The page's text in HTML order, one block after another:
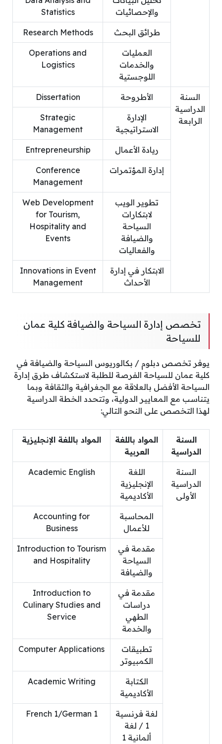
والإحصائيات
Statistics
طرائق البحث Research Methods
العمليات
والخدمات
اللوجستية
Operations and
Logistics
السنة
الدراسية
الرابعة
الأطروحة Dissertation
الإدارة
الاستراتيجية
Strategic
Management
ريادة الأعمال Entrepreneurship
إدارة المؤتمرات
Conference
Management
تطوير الويب
لابتكارات
السياحة
والضيافة
والفعاليات
Web Development
for Tourism,
Hospitality and
Events
الابتكار في إدارة
الأحداث
Innovations in Event
Management
تخصص إدارة السياحة والضيافة كلية عمان
للسياحة
يوفر تخصص دبلوم / بكالوريوس السياحة والضيافة في
كلية عمان للسياحة الفرصة للطلبة لاستكشاف طرق إدارة
السياحة الأفضل بالعلاقة مع الجغرافية والثقافة وبما
يتناسب مع المعايير الدولية، وتتحدد الخطة الدراسية
لهذا التخصص على النحو التالي:
السنة
الدراسية
المواد باللغة
العربية
المواد باللغة الإنجليزية
السنة
الدراسية
الأولى
اللغة
الإنجليزية
الأكاديمية
Academic English
المحاسبة
للأعمال
Accounting for
Business
مقدمة في
السياحة
والضيافة
Introduction to Tourism
and Hospitality
مقدمة في
دراسات
الطهي
والخدمة
Introduction to
Culinary Studies and
Service
تطبيقات
الكمبيوتر
Computer Applications
الكتابة
الأكاديمية
Academic Writing
لغة فرنسية
1 / لغة
ألمانية 1
French 1/German 1